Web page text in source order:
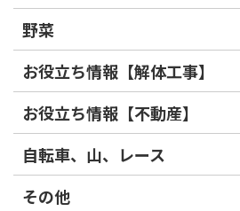
野菜
お役立ち情報【解体工事】
お役立ち情報【不動産】
自転車、山、レース
その他